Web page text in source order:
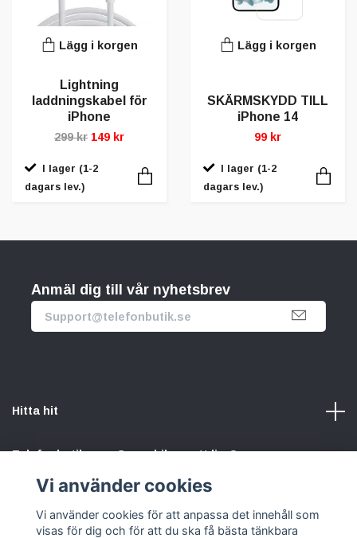
Lägg i korgen
Lightning
laddningskabel för
iPhone
299 kr 149 kr
I lager (1-2
dagars lev.)
Lägg i korgen
SKÄRMSKYDD TILL
iPhone 14
99 kr
I lager (1-2
dagars lev.)
Anmäl dig till vår nyhetsbrev
Hitta hit
Telefonbutik.se – Ge mobilen nytt liv. Spara pengar.
Sociala medier
Vi använder cookies
Vi använder cookies för att anpassa det innehåll som
visas för dig och för att du ska få bästa tänkbara